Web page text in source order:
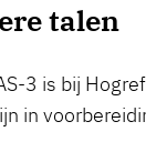
talen
3 is bij
in